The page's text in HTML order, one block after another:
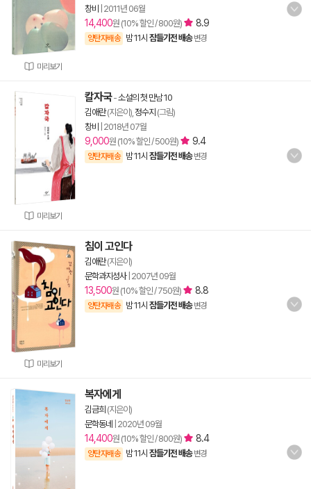
미리보기
창비
2011년 06월
14,400원 (10% 할인 / 800원) 8.9
양탄자배송 밤 11시 잠들기전 배송 변경
미리보기
칼자국-소설의 첫 만남 10
김애란(지은이), 정수지 (그림)
창비
2018년 07월
9,000원 (10% 할인 / 500원) 9.4
양탄자배송 밤 11시 잠들기전 배송 변경
미리보기
침이 고인다
김애란(지은이)
문학과지성사| 2007년 09월
13,500원 (10% 할인 / 750원) 8.8
양탄자배송 밤 11시 잠들기전 배송 변경
복자에게
김금희 (지은이)
문학동네
2020년 09월
14,400원 (10% 할인 / 800원) 8.4
양탄자배송 밤 11시 잠들기전 배송 변경